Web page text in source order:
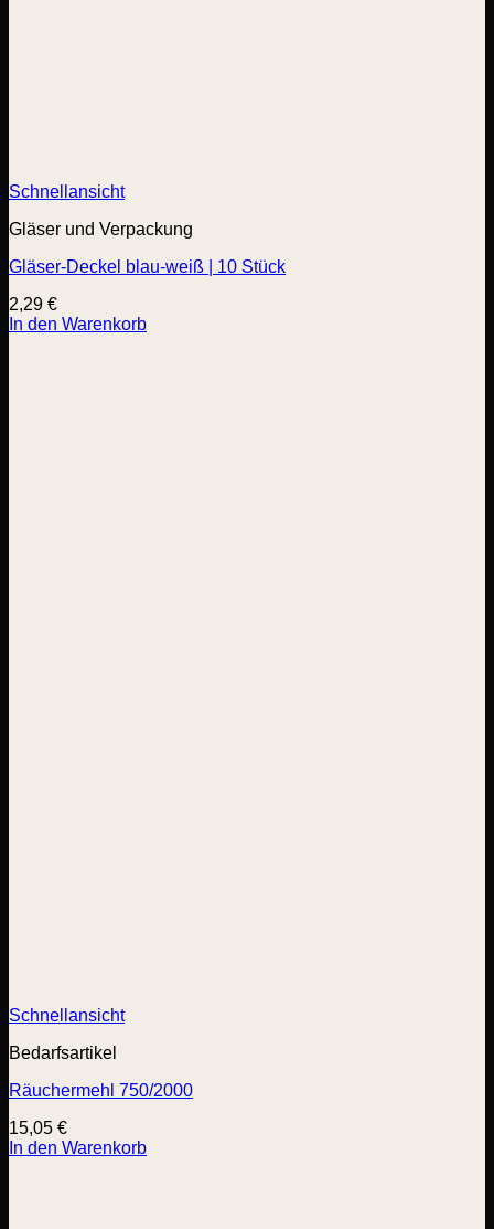
Schnellansicht
Gläser und Verpackung
Gläser-Deckel blau-weiß | 10 Stück
2,29 €
In den Warenkorb
Schnellansicht
Bedarfsartikel
Räuchermehl 750/2000
15,05 €
In den Warenkorb